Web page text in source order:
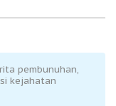
pembunuhan,
kejahatan